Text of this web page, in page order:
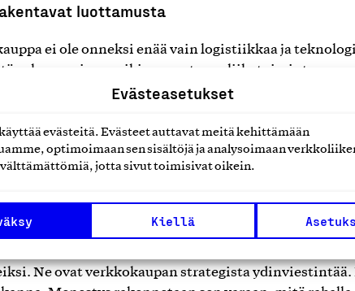
Evästeasetukset
evästeitä. Evästeet auttavat meitä kehittämään
optimoimaan sen sisältöjä ja analysoimaan
välttämättömiä, jotta sivut toimisivat oikein.
Kiellä
luottamusta
ei ole onneksi enää vain logistiikkaa ja
vahvemmin arvoihin perustuvaa liiketoimintaa.
60 vuotta -tutkimuksemme mukaan jopa 52 %
korostavat erityisesti yritysten eettisyyttä,
ja työllistävyyttä. Vanhimmat kuluttajat taas
laatua ja luotettavuutta. Tämä avaa kotimaisille
Ne ovat verkkokaupan strategista